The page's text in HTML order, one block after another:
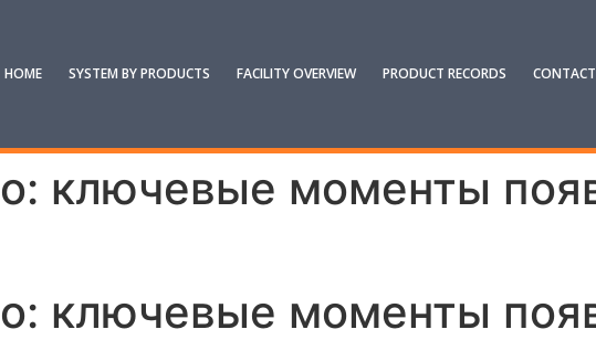
HOME SYSTEM BY PRODUCTS FACILITY OVERVIEW PRODUCT RECORDS
ключевые моменты
ключевые моменты